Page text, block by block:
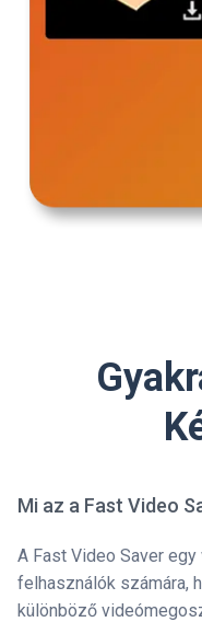
Mi az a Fast Video
A Fast Video Saver
felhasználók számára,
különböző